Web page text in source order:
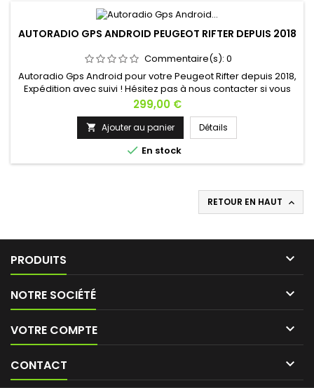
AUTORADIO GPS ANDROID PEUGEOT RIFTER DEPUIS 2018
Commentaire(s): 0
Autoradio Gps Android pour votre Peugeot Rifter depuis 2018,
Expédition avec suivi ! Hésitez pas à nous contacter si vous
avez une question !
Prix
299,00 €
 Ajouter au panier Détails
 En stock
RETOUR EN HAUT 
PRODUITS 
NOTRE SOCIÉTÉ 
VOTRE COMPTE 
CONTACT 